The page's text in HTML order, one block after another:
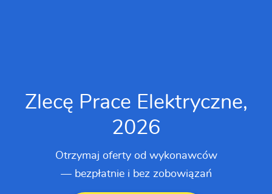
Zlecę Prace Elektryczne,
2026
Otrzymaj oferty od wykonawców
— bezpłatnie i bez zobowiązań